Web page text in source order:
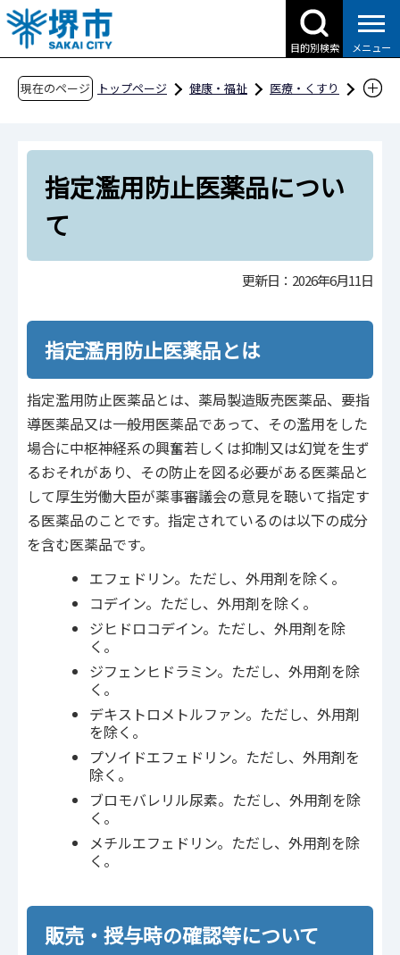
こ
の
ペ
目的別検索 メニュー
現在のページ トップページ 健康・福祉
医療・くすり
薬局・医薬品販売業関係
指定濫用防止医薬品について
指定濫用防止医薬品につい
て
更新日：2026年6月11日
指定濫用防止医薬品とは
指定濫用防止医薬品とは、薬局製造販売医薬品、要指
導医薬品又は一般用医薬品であって、その濫用をした
場合に中枢神経系の興奮若しくは抑制又は幻覚を生ず
るおそれがあり、その防止を図る必要がある医薬品と
して厚生労働大臣が薬事審議会の意見を聴いて指定す
る医薬品のことです。指定されているのは以下の成分
を含む医薬品です。
エフェドリン。ただし、外用剤を除く。
コデイン。ただし、外用剤を除く。
ジヒドロコデイン。ただし、外用剤を除
く。
ジフェンヒドラミン。ただし、外用剤を除
く。
デキストロメトルファン。ただし、外用剤
を除く。
プソイドエフェドリン。ただし、外用剤を
除く。
ブロモバレリル尿素。ただし、外用剤を除
く。
メチルエフェドリン。ただし、外用剤を除
く。
販売・授与時の確認等について